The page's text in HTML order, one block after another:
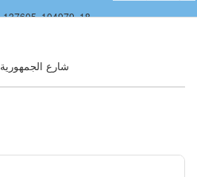
137605, 104979, 18
شارع الجمهورية 4200 قبلي